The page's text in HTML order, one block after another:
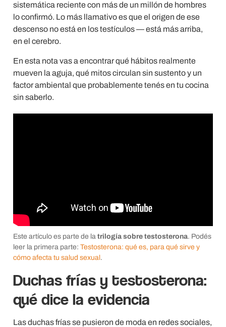
sistemática reciente con más de un millón de hombres
lo confirmó. Lo más llamativo es que el origen de ese
descenso no está en los testículos — está más arriba,
en el cerebro.
En esta nota vas a encontrar qué hábitos realmente
mueven la aguja, qué mitos circulan sin sustento y un
factor ambiental que probablemente tenés en tu cocina
sin saberlo.
Este artículo es parte de la trilogía sobre testosterona. Podés
leer la primera parte: Testosterona: qué es, para qué sirve y
cómo afecta tu salud sexual.
Duchas frías y testosterona:
qué dice la evidencia
Las duchas frías se pusieron de moda en redes sociales,